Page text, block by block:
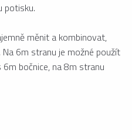
potisku.
měnit a kombinovat,
Na 6m stranu je možné použít
bočnice, na 8m stranu